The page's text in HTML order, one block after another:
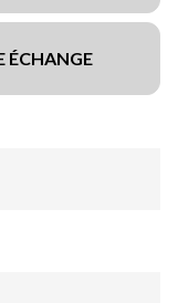
ÉCHANGE